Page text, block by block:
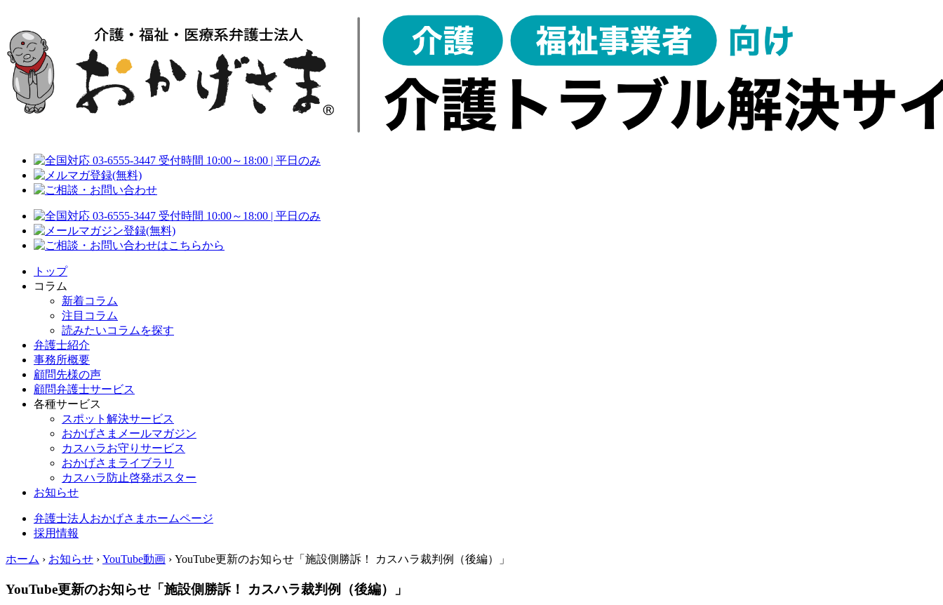
トップ
コラム
新着コラム
注目コラム
読みたいコラムを探す
弁護士紹介
事務所概要
顧問先様の声
顧問弁護士サービス
各種サービス
スポット解決サービス
おかげさまメールマガジン
カスハラお守りサービス
おかげさまライブラリ
カスハラ防止啓発ポスター
お知らせ
弁護士法人おかげさまホームページ
採用情報
ホーム › お知らせ › YouTube動画 › YouTube更新のお知らせ「施設側勝訴！ カスハラ裁判例（後編）」
YouTube更新のお知らせ「施設側勝訴！ カスハラ裁判例（後編）」